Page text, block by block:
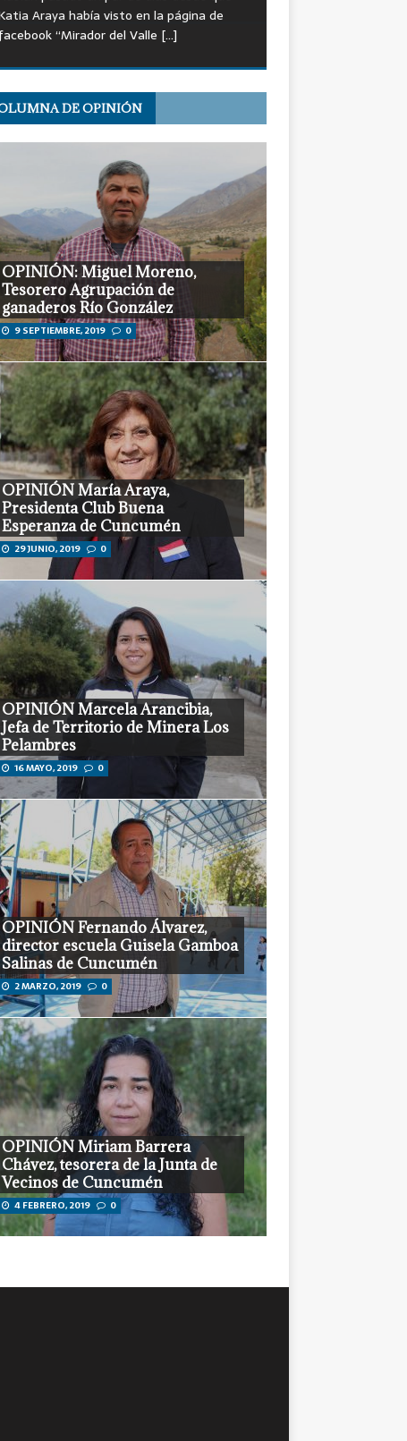
OPINIÓN: Miguel Moreno,
Tesorero Agrupación de
ganaderos Río González
9 SEPTIEMBRE, 2019 0
OPINIÓN María Araya,
Presidenta Club Buena
Esperanza de Cuncumén
29 JUNIO, 2019 0
OPINIÓN Marcela Arancibia,
Jefa de Territorio de Minera Los
Pelambres
16 MAYO, 2019 0
OPINIÓN Fernando Álvarez,
director escuela Guisela Gamboa
Salinas de Cuncumén
2 MARZO, 2019 0
OPINIÓN Miriam Barrera
Chávez, tesorera de la Junta de
Vecinos de Cuncumén
4 FEBRERO, 2019 0